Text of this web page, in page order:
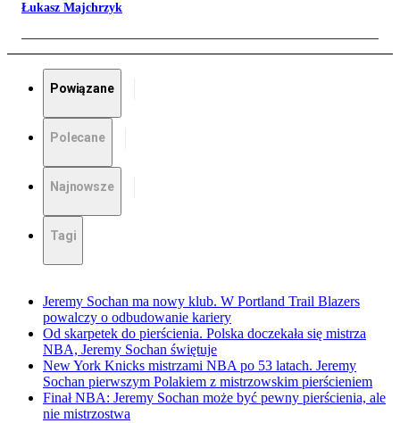
Łukasz Majchrzyk
Powiązane
Polecane
Najnowsze
Tagi
Jeremy Sochan ma nowy klub. W Portland Trail Blazers
powalczy o odbudowanie kariery
Od skarpetek do pierścienia. Polska doczekała się mistrza
NBA, Jeremy Sochan świętuje
New York Knicks mistrzami NBA po 53 latach. Jeremy
Sochan pierwszym Polakiem z mistrzowskim pierścieniem
Finał NBA: Jeremy Sochan może być pewny pierścienia, ale
nie mistrzostwa